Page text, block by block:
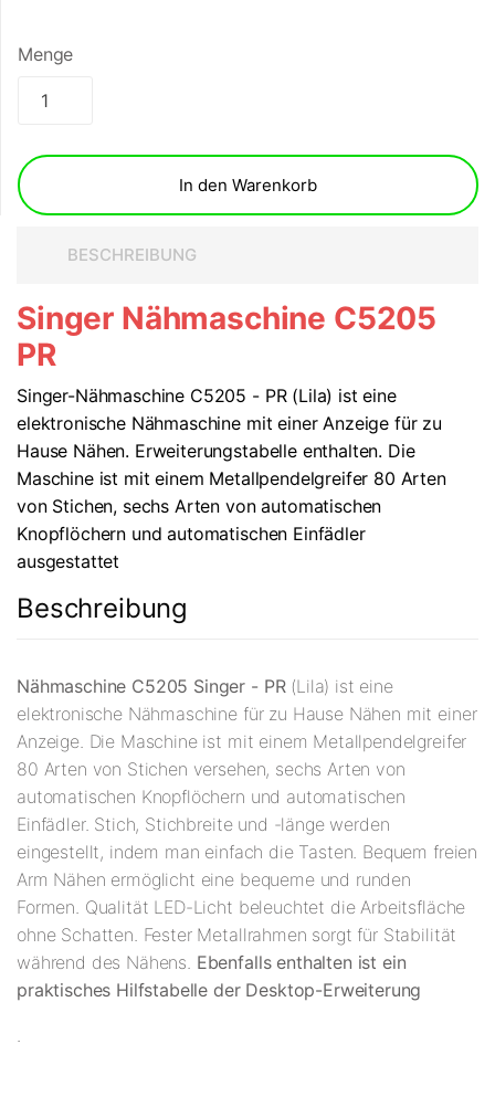
Menge
In den Warenkorb
BESCHREIBUNG
Singer Nähmaschine C5205
PR
Singer-Nähmaschine C5205 - PR (Lila) ist eine
elektronische Nähmaschine mit einer Anzeige für zu
Hause Nähen. Erweiterungstabelle enthalten. Die
Maschine ist mit einem Metallpendelgreifer 80 Arten
von Stichen, sechs Arten von automatischen
Knopflöchern und automatischen Einfädler
ausgestattet
Beschreibung
Nähmaschine C5205 Singer - PR(Lila) ist eine
elektronische Nähmaschine für zu Hause Nähen mit einer
Anzeige. Die Maschine ist mit einem Metallpendelgreifer
80 Arten von Stichen versehen, sechs Arten von
automatischen Knopflöchern und automatischen
Einfädler. Stich, Stichbreite und -länge werden
eingestellt, indem man einfach die Tasten. Bequem freien
Arm Nähen ermöglicht eine bequeme und runden
Formen. Qualität LED-Licht beleuchtet die Arbeitsfläche
ohne Schatten. Fester Metallrahmen sorgt für Stabilität
während des Nähens. Ebenfalls enthalten ist ein
praktisches Hilfstabelle der Desktop-Erweiterung
.